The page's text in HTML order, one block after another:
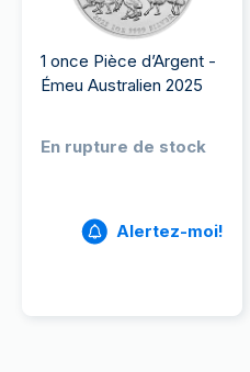
1 once Pièce d’Argent -
Émeu Australien 2025
En rupture de stock
Alertez-moi!